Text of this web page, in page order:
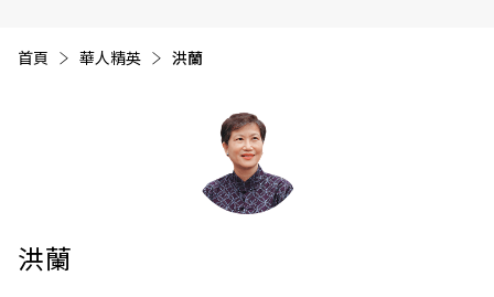
首頁 華人精英 目前頁面：
洪蘭
洪蘭